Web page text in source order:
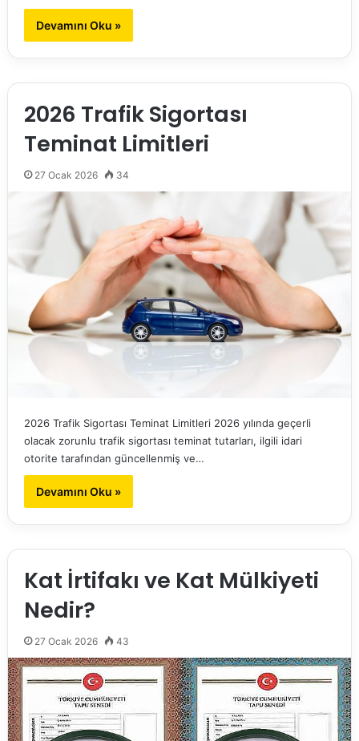
Devamını Oku »
2026 Trafik Sigortası
Teminat Limitleri
27 Ocak 2026 34
2026 Trafik Sigortası Teminat Limitleri 2026 yılında geçerli
olacak zorunlu trafik sigortası teminat tutarları, ilgili idari
otorite tarafından güncellenmiş ve…
Devamını Oku »
Kat İrtifakı ve Kat Mülkiyeti
Nedir?
27 Ocak 2026 43